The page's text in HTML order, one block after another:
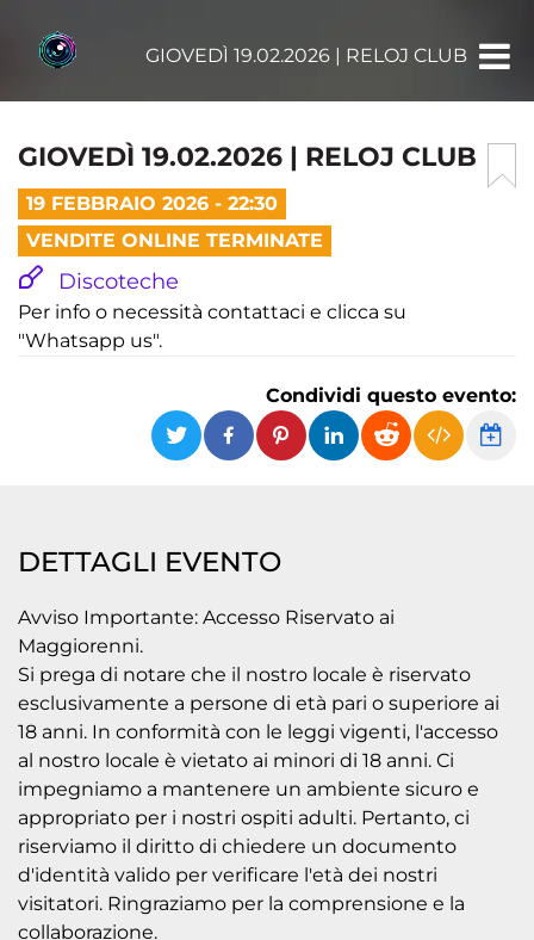
GIOVEDÌ 19.02.2026 | RELOJ CLUB
GIOVEDÌ 19.02.2026 | RELOJ CLUB
19 FEBBRAIO 2026 - 22:30
VENDITE ONLINE TERMINATE
Discoteche
Per info o necessità contattaci e clicca su
"Whatsapp us".
Condividi questo evento:
DETTAGLI EVENTO
Avviso Importante: Accesso Riservato ai
Maggiorenni.
Si prega di notare che il nostro locale è riservato
esclusivamente a persone di età pari o superiore ai
18 anni. In conformità con le leggi vigenti, l'accesso
al nostro locale è vietato ai minori di 18 anni. Ci
impegniamo a mantenere un ambiente sicuro e
appropriato per i nostri ospiti adulti. Pertanto, ci
riserviamo il diritto di chiedere un documento
d'identità valido per verificare l'età dei nostri
visitatori. Ringraziamo per la comprensione e la
collaborazione.